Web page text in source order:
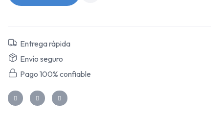
Entrega rápida
Envío seguro
Pago 100% confiable